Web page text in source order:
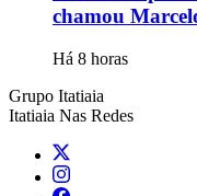
chamou
Há 8 horas
Grupo Itatiaia
Itatiaia Nas Redes